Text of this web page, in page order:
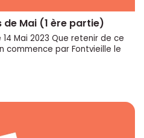
de Mai (1 ère partie)
14 Mai 2023 Que retenir de ce
commence par Fontvieille le